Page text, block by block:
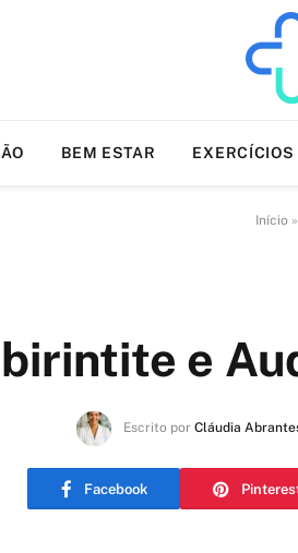
BEM ESTAR EXERCÍCIOS
Início »
e
Escrito por Cláudia
Facebook